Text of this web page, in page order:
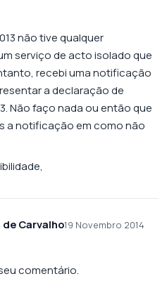
não tive qualquer
serviço de acto isolado que
recebi uma notificação
a declaração de
Não faço nada ou então que
a notificação em como não
Carvalho19 Novembro 2014
comentário.